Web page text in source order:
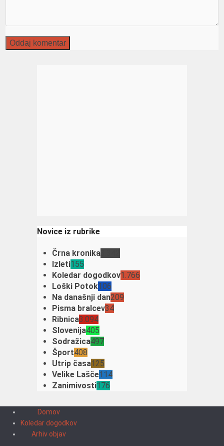
Novice iz rubrike
Črna kronika
Izleti155
Koledar dogodkov1.766
Loški Potok106
Na današnji dan209
Pisma bralcev34
Ribnica3.094
Slovenija405
Sodražica497
Šport408
Utrip časa125
Velike Lašče114
Zanimivosti176
Domov
Koledar dogodkov
Arhiv objav